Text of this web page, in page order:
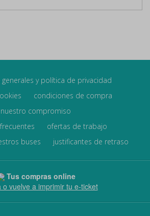
y política de privacidad
condiciones de compra
nuestro compromiso
ofertas de trabajo
buses
justificantes de retraso
Tus compras online
o vuelve a imprimir tu e-ticket